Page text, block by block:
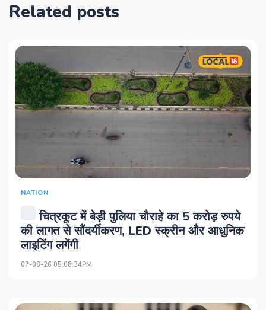
Related posts
NATION
चित्रकूट में बेड़ी पुलिया चौराहे का 5 करोड़ रुपये
की लागत से सौंदर्यीकरण, LED स्क्रीन और आधुनिक
लाइटिंग लगेंगी
07-08-26 05:08:34PM